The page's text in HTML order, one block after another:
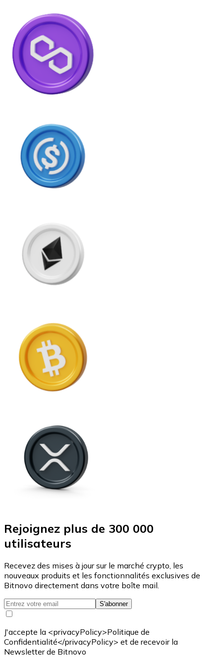
Rejoignez plus de 300 000
utilisateurs
Recevez des mises à jour sur le marché crypto, les
nouveaux produits et les fonctionnalités exclusives de
Bitnovo directement dans votre boîte mail.
S'abonner
J'accepte la <privacyPolicy>Politique de
Confidentialité</privacyPolicy> et de recevoir la
Newsletter de Bitnovo